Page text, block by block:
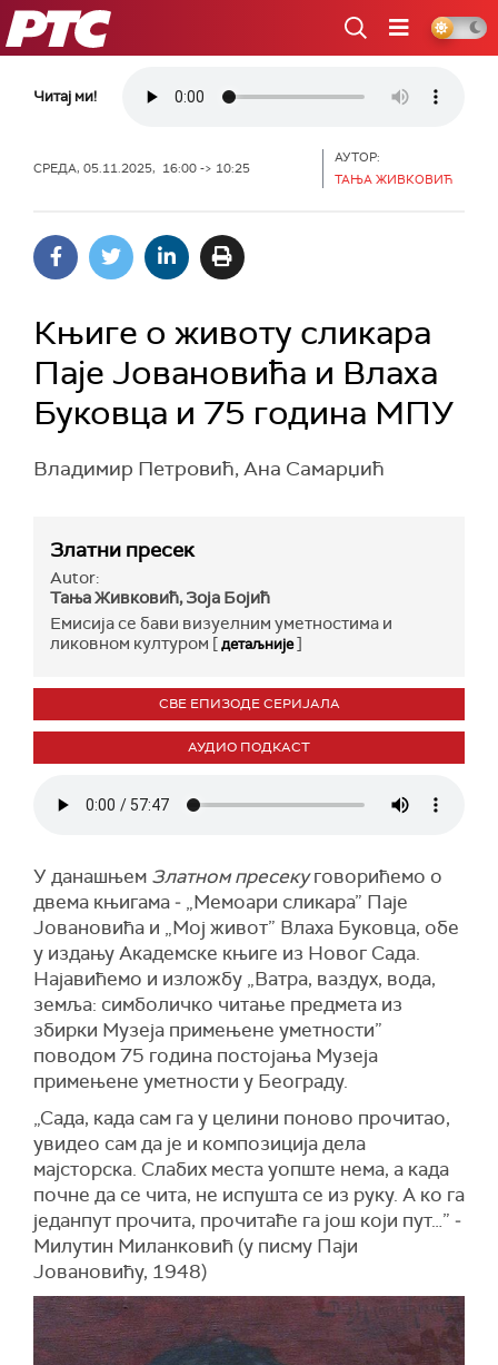
РТС
Читај ми!
СРЕДА, 05.11.2025, 16:00 -> 10:25
АУТОР:
ТАЊА ЖИВКОВИЋ
Књиге о животу сликара
Паје Јовановића и Влаха
Буковца и 75 година МПУ
Владимир Петровић, Ана Самарџић
Златни пресек
Autor:
Тања Живковић, Зоја Бојић
Емисија се бави визуелним уметностима и
ликовном културом [детаљније]
СВЕ ЕПИЗОДЕ СЕРИЈАЛА
АУДИО ПОДКАСТ
У данашњем Златном пресекуговорићемо о
двема књигама ‒ „Мемоари сликара” Паје
Јовановића и „Мој живот” Влаха Буковца, обе
у издању Академске књиге из Новог Сада.
Најавићемо и изложбу „Ватра, ваздух, вода,
земља: симболичко читање предмета из
збирки Музеја примењене уметности”
поводом 75 година постојања Музеја
примењене уметности у Београду.
„Сада, када сам га у целини поново прочитао,
увидео сам да је и композиција дела
мајсторска. Слабих места уопште нема, а када
почне да се чита, не испушта се из руку. А ко га
једанпут прочита, прочитаће га још који пут…” ‒
Милутин Миланковић (у писму Паји
Јовановићу, 1948)